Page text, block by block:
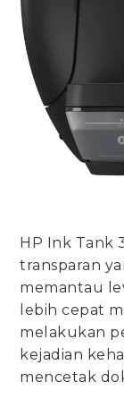
HP Ink Tank
transparan
memantau
lebih cepat
melakukan
kejadian
mencetak